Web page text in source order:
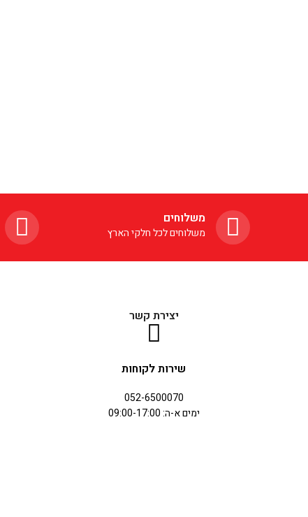
משלוחים
משלוחים לכל חלקי הארץ
יצירת קשר
שירות לקוחות
052-6500070
ימים א-ה: 09:00-17:00